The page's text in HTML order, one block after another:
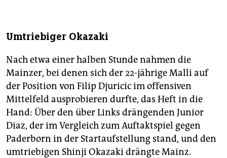
Umtriebiger Okazaki
Nach etwa einer halben Stunde nahmen die
Mainzer, bei denen sich der 22-jährige Malli auf
der Position von Filip Djuricic im offensiven
Mittelfeld ausprobieren durfte, das Heft in die
Hand: Über den über Links drängenden Junior
Diaz, der im Vergleich zum Auftaktspiel gegen
Paderborn in der Startaufstellung stand, und den
umtriebigen Shinji Okazaki drängte Mainz.